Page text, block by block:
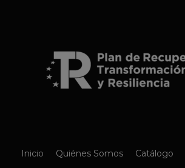
Inicio Quiénes Somos Catálogo